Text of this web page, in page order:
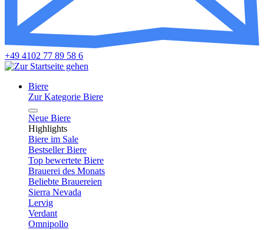
+49 4102 77 89 58 6
Biere
Zur Kategorie Biere
Neue Biere
Highlights
Biere im Sale
Bestseller Biere
Top bewertete Biere
Brauerei des Monats
Beliebte Brauereien
Sierra Nevada
Lervig
Verdant
Omnipollo